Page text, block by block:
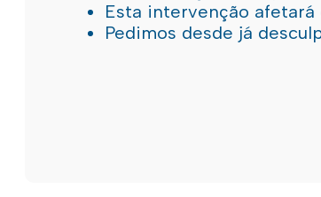
Esta intervenção
Pedimos desde já